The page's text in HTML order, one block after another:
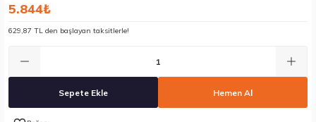
5.844₺
629,87 TL den başlayan taksitlerle!
Sepete Ekle Hemen Al